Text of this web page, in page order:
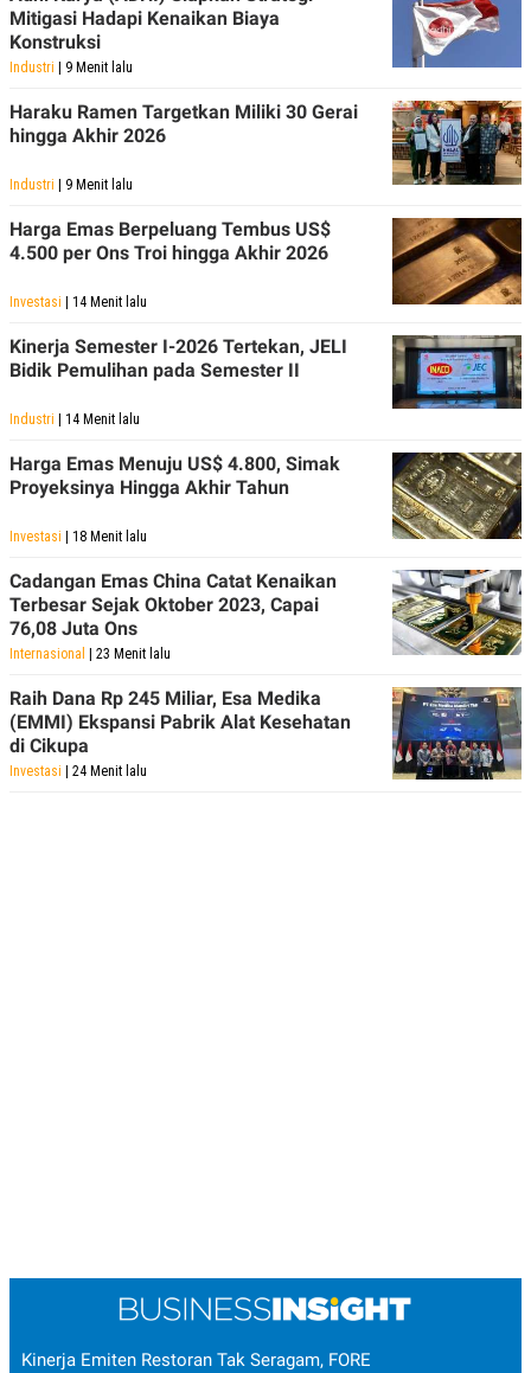
Mitigasi Hadapi Kenaikan Biaya
Konstruksi
Industri | 9 Menit lalu
Haraku Ramen Targetkan Miliki 30 Gerai
hingga Akhir 2026
Industri | 9 Menit lalu
Harga Emas Berpeluang Tembus US$
4.500 per Ons Troi hingga Akhir 2026
Investasi | 14 Menit lalu
Kinerja Semester I-2026 Tertekan, JELI
Bidik Pemulihan pada Semester II
Industri | 14 Menit lalu
Harga Emas Menuju US$ 4.800, Simak
Proyeksinya Hingga Akhir Tahun
Investasi | 18 Menit lalu
Cadangan Emas China Catat Kenaikan
Terbesar Sejak Oktober 2023, Capai
76,08 Juta Ons
Internasional | 23 Menit lalu
Raih Dana Rp 245 Miliar, Esa Medika
(EMMI) Ekspansi Pabrik Alat Kesehatan
di Cikupa
Investasi | 24 Menit lalu
Kinerja Emiten Restoran Tak Seragam, FORE